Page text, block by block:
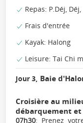
Repas: P.Déj,
Frais d'entrée
Kayak: Halong
Leisure: Tai Chi
Jour 3, Baie
Croisière au
débarquement
07h30: Prenez